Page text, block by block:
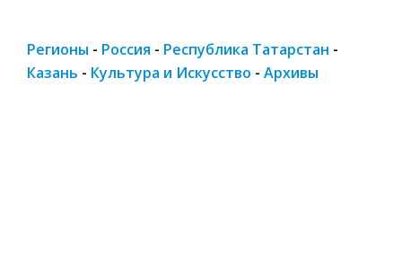
Регионы - Россия - Республика Татарстан -
Казань - Культура и Искусство - Архивы